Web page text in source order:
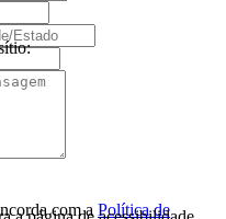
com a Política de